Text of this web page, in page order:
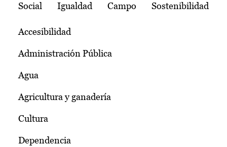
Social Igualdad Campo Sostenibilidad
Accesibilidad
Administración Pública
Agua
Agricultura y ganadería
Cultura
Dependencia